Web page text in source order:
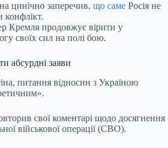
цинічно заперечив, що саме Росія не
конфлікт.
Кремля продовжує вірити у
своїх сил на полі бою.
абсурдні заяви
питання відносин з Україною
свої коментарі щодо досягнення
військової операції (СВО).